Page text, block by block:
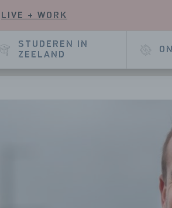
LIVE + WORK
STUDEREN IN
ZEELAND